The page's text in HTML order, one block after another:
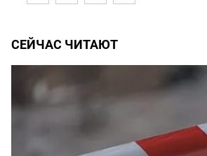
СЕЙЧАС ЧИТАЮТ